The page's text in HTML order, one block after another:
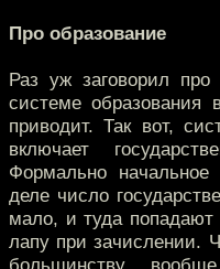
Про образование
Раз уж заговорил
системе
приводит. Так вот,
включает
Формально начальное
деле число
мало, и туда
лапу при зачислении.